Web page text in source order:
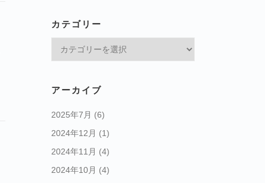
カテゴリー
アーカイブ
2025年7月 (6)
2024年12月 (1)
2024年11月 (4)
2024年10月 (4)